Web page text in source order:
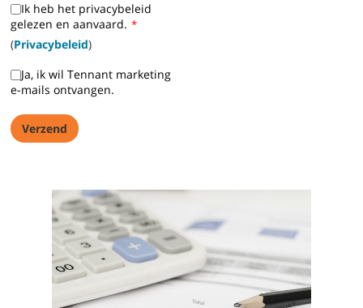
Ik heb het privacybeleid
gelezen en aanvaard. *
(Privacybeleid)
Ja, ik wil Tennant marketing
e-mails ontvangen.